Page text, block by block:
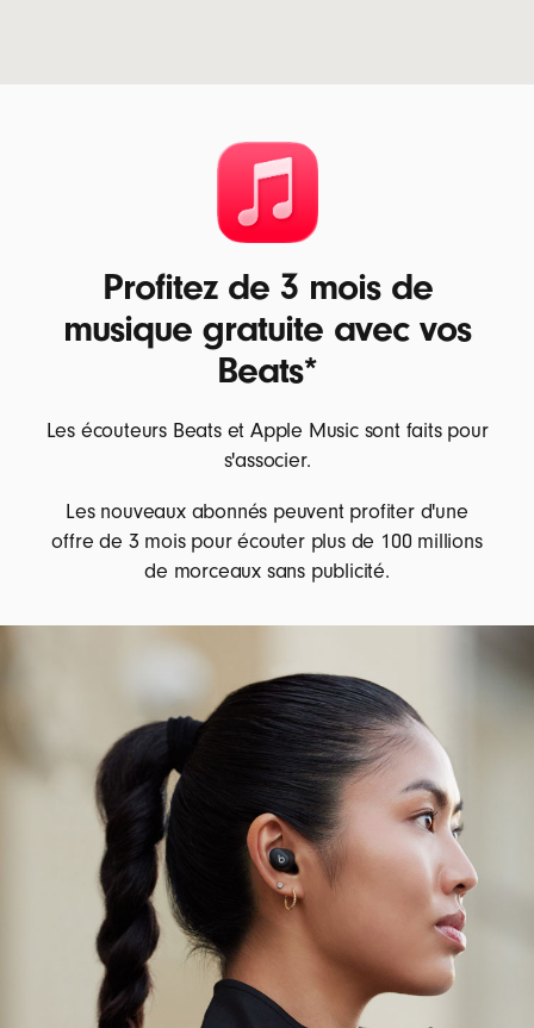
Profitez de 3 mois de
musique gratuite avec vos
Beats*
Les écouteurs Beats et Apple Music sont faits pour
s'associer.
Les nouveaux abonnés peuvent profiter d'une
offre de 3 mois pour écouter plus de 100 millions
de morceaux sans publicité.